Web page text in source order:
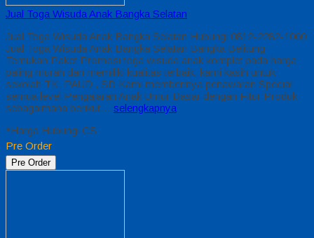
Jual Toga Wisuda Anak Bangka Selatan
Jual Toga Wisuda Anak Bangka Selatan Hubungi 0812-2282-1060
Jual Toga Wisuda Anak Bangka Selatan Bangka Belitung –
Temukan Paket Promosi toga wisuda anak komplet pada harga
paling murah dan memiliki kualitas terbaik, kami kasih untuk
sekolah TK, PAUD , SD Kami memberinya penawaran Special
semua level Pengajaran Anak Umur Dasar dengan Fitur Produk
sebagaimana berikut… selengkapnya
*Harga Hubungi CS
Pre Order
Pre Order